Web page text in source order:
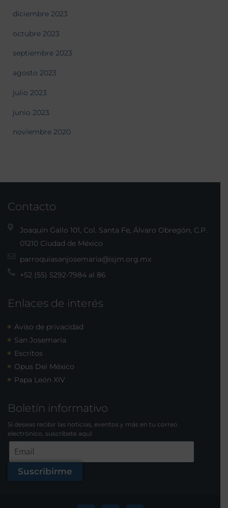
diciembre 2023
octubre 2023
septiembre 2023
agosto 2023
julio 2023
junio 2023
noviembre 2020
Contacto
Joaquín Gallo 101, Col. Santa Fe, Álvaro Obregón, C.P.
01210 Ciudad de México
parroquiasanjosemaria@isjm.org.mx
+52 (55) 5292-7984 al 86
Enlaces de interés
Aviso de privacidad
San Josemaría
Escritos
Opus Dei México
Papa León XIV
Boletín informativo
Si deseas recibir las noticias, eventos y más en tu correo
electrónico, suscríbete aquí:
Suscribirme